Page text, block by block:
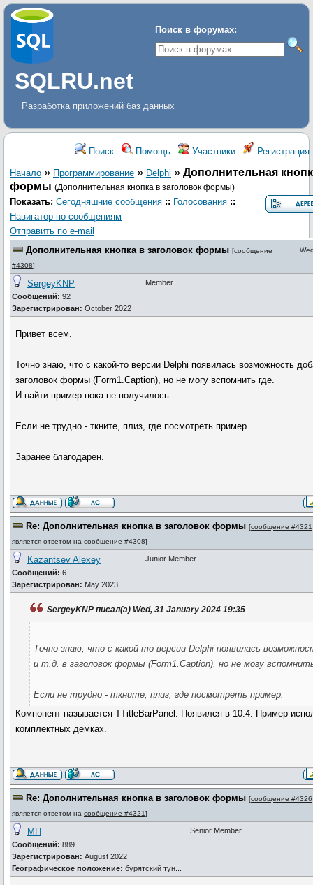
Поиск в форумах:
SQLRU.net
Разработка приложений баз данных
Поиск Помощь Участники Регистрация
Начало » Программирование » Delphi » Дополнительная
формы (Дополнительная кнопка в заголовок формы)
Показать: Сегодняшние сообщения :: Голосования ::
Навигатор по сообщениям
Отправить по e-mail
Дополнительная кнопка в заголовок формы [сообщение
#4308]
SergeyKNP
Сообщений: 92
Зарегистрирован: October 2022
Member
Привет всем.
Точно знаю, что с какой-то версии Delphi появилась возможность
заголовок формы (Form1.Caption), но не могу вспомнить где.
И найти пример пока не получилось.
Если не трудно - ткните, плиз, где посмотреть пример.
Заранее благодарен.
Re: Дополнительная кнопка в заголовок формы [сообщение #4321
является ответом на сообщение #4308]
Kazantsev Alexey
Сообщений: 6
Зарегистрирован: May 2023
Junior Member
SergeyKNP писал(а) Wed, 31 January 2024 19:35
Точно знаю, что с какой-то версии Delphi появилась
и т.д. в заголовок формы (Form1.Caption), но не могу
Если не трудно - ткните, плиз, где посмотреть пример.
Компонент называется TTitleBarPanel. Появился в 10.4. Пример
комплектных демках.
Re: Дополнительная кнопка в заголовок формы [сообщение #4326
является ответом на сообщение #4321]
МП
Сообщений: 889
Зарегистрирован: August 2022
Географическое положение: бурятский тун...
Senior Member